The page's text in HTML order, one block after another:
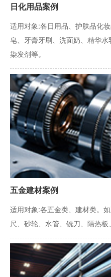
日化用品案例
适用对象:各日用品、护肤品化
皂、牙膏牙刷、洗面奶、精华水
染发剂等。
五金建材案例
适用对象:各五金类、建材类。
尺、砂轮、水管、铣刀、隔热板